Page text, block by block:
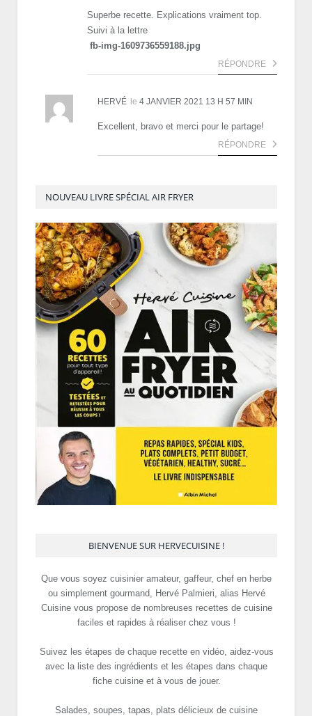
Superbe recette. Explications vraiment top.
Suivi à la lettre
fb-img-1609736559188.jpg
RÉPONDRE
HERVÉ le 4 JANVIER 2021 13 H 57 MIN
Excellent, bravo et merci pour le partage!
RÉPONDRE
NOUVEAU LIVRE SPÉCIAL AIR FRYER
BIENVENUE SUR HERVECUISINE !
Que vous soyez cuisinier amateur, gaffeur, chef en herbe
ou simplement gourmand, Hervé Palmieri, alias Hervé
Cuisine vous propose de nombreuses recettes de cuisine
faciles et rapides à réaliser chez vous !
Suivez les étapes de chaque recette en vidéo, aidez-vous
avec la liste des ingrédients et les étapes dans chaque
fiche cuisine et à vous de jouer.
Salades, soupes, tapas, plats délicieux de cuisine